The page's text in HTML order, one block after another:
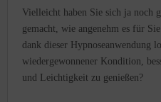
Vielleicht haben Sie sich ja noch
gemacht, wie angenehm es für
dank dieser Hypnoseanwendung
wiedergewonnener Kondition,
und Leichtigkeit zu genießen?